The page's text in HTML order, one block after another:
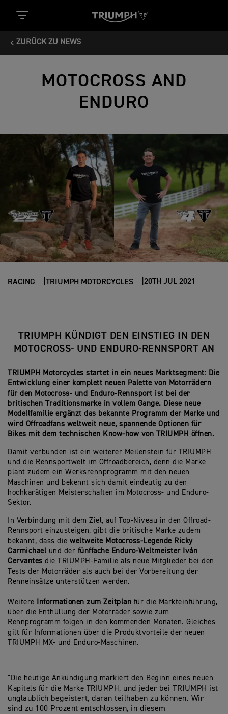
ZURÜCK ZU NEWS
MOTOCROSS AND
ENDURO
RACING TRIUMPH MOTORCYCLES 20TH JUL 2021
TRIUMPH KÜNDIGT DEN EINSTIEG IN DEN
MOTOCROSS- UND ENDURO-RENNSPORT AN
TRIUMPH Motorcycles startet in ein neues Marktsegment: Die
Entwicklung einer komplett neuen Palette von Motorrädern
für den Motocross- und Enduro-Rennsport ist bei der
britischen Traditionsmarke in vollem Gange. Diese neue
Modellfamilie ergänzt das bekannte Programm der Marke und
wird Offroadfans weltweit neue, spannende Optionen für
Bikes mit dem technischen Know-how von TRIUMPH öffnen.
Damit verbunden ist ein weiterer Meilenstein für TRIUMPH
und die Rennsportwelt im Offroadbereich, denn die Marke
plant zudem ein Werksrennprogramm mit den neuen
Maschinen und bekennt sich damit eindeutig zu den
hochkarätigen Meisterschaften im Motocross- und Enduro-
Sektor.
In Verbindung mit dem Ziel, auf Top-Niveau in den Offroad-
Rennsport einzusteigen, gibt die britische Marke zudem
bekannt, dass die weltweite Motocross-Legende Ricky
Carmichael und der fünffache Enduro-Weltmeister Iván
Cervantes die TRIUMPH-Familie als neue Mitglieder bei den
Tests der Motorräder als auch bei der Vorbereitung der
Renneinsätze unterstützen werden.
Weitere Informationen zum Zeitplan für die Markteinführung,
über die Enthüllung der Motorräder sowie zum
Rennprogramm folgen in den kommenden Monaten. Gleiches
gilt für Informationen über die Produktvorteile der neuen
TRIUMPH MX- und Enduro-Maschinen.
"Die heutige Ankündigung markiert den Beginn eines neuen
Kapitels für die Marke TRIUMPH, und jeder bei TRIUMPH ist
unglaublich begeistert, daran teilhaben zu können. Wir
sind zu 100 Prozent entschlossen, in diesem